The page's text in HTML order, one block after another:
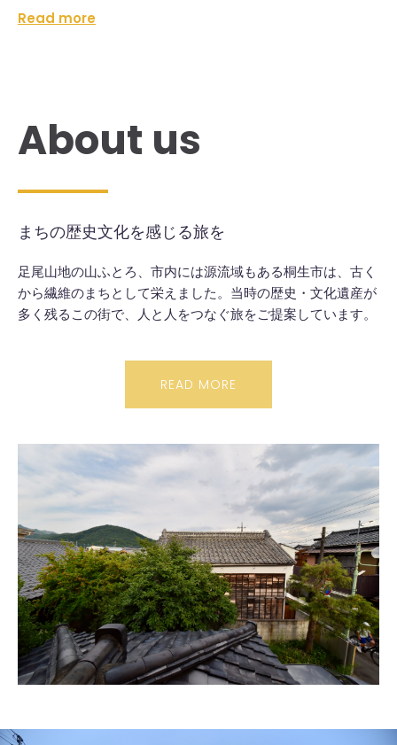
Read more
About us
まちの歴史文化を感じる旅を
足尾山地の山ふとろ、市内には源流域もある桐生市は、古く
から繊維のまちとして栄えました。当時の歴史・文化遺産が
多く残るこの街で、人と人をつなぐ旅をご提案しています。
READ MORE